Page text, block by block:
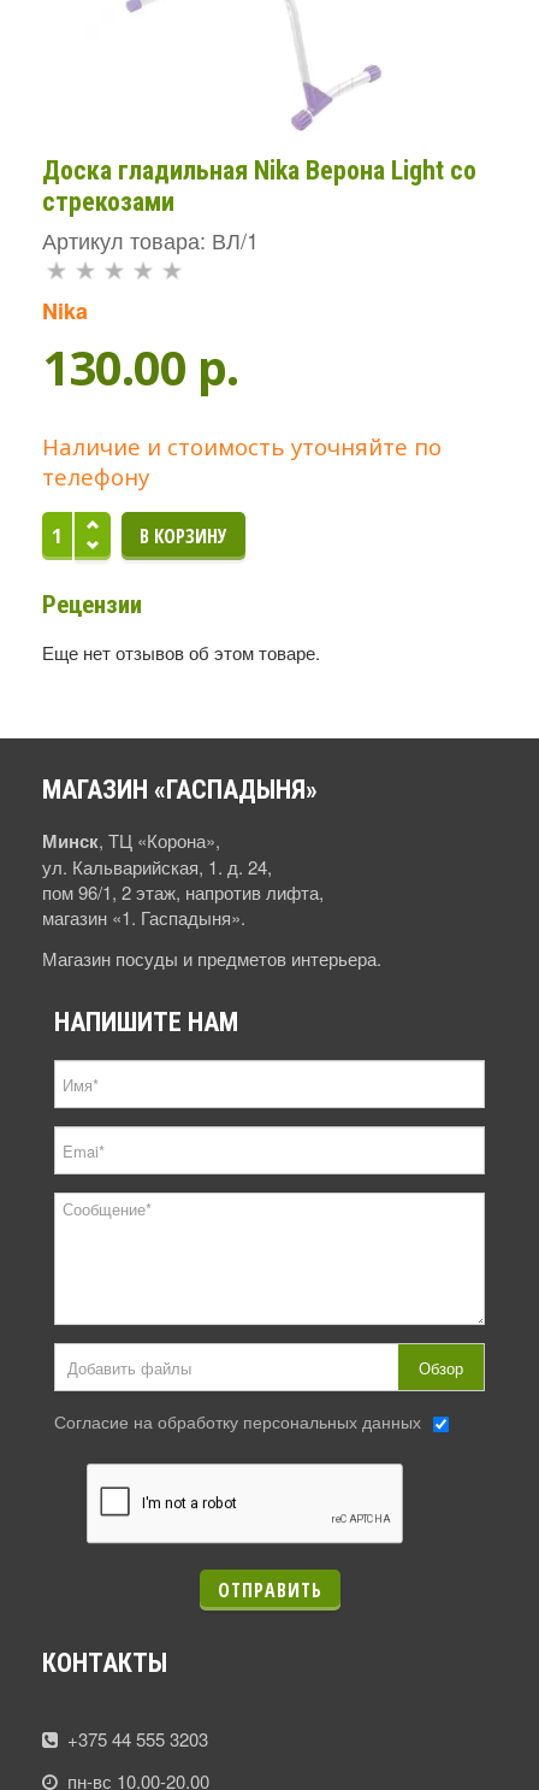
Доска гладильная Nika Верона Light со
стрекозами
Артикул товара: ВЛ/1
Nika
130.00 p.
Наличие и стоимость уточняйте по
телефону
Рецензии
Еще нет отзывов об этом товаре.
МАГАЗИН «ГАСПАДЫНЯ»
Минск, ТЦ «Корона»,
ул. Кальварийская, 1. д. 24,
пом 96/1, 2 этаж, напротив лифта,
магазин «1. Гаспадыня».
Магазин посуды и предметов интерьера.
НАПИШИТЕ НАМ
Добавить файлы Обзор
Согласие на обработку персональных данных
ОТПРАВИТЬ
КОНТАКТЫ
+375 44 555 3203
пн-вс 10.00-20.00